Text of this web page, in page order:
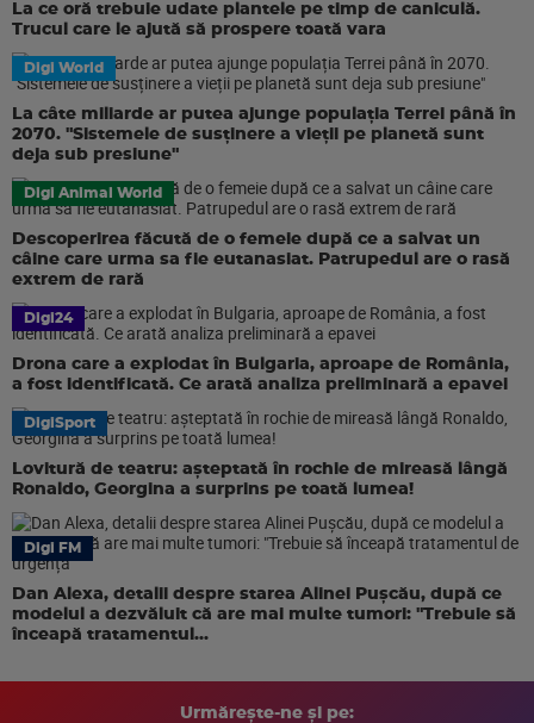
La ce oră trebuie udate plantele pe timp de caniculă.
Trucul care le ajută să prospere toată vara
Digi World
La câte miliarde ar putea ajunge populația Terrei până în
2070. "Sistemele de susținere a vieții pe planetă sunt
deja sub presiune"
Digi Animal World
Descoperirea făcută de o femeie după ce a salvat un
câine care urma sa fie eutanasiat. Patrupedul are o rasă
extrem de rară
Digi24
Drona care a explodat în Bulgaria, aproape de România,
a fost identificată. Ce arată analiza preliminară a epavei
DigiSport
Lovitură de teatru: așteptată în rochie de mireasă lângă
Ronaldo, Georgina a surprins pe toată lumea!
Digi FM
Dan Alexa, detalii despre starea Alinei Pușcău, după ce
modelul a dezvăluit că are mai multe tumori: "Trebuie să
înceapă tratamentul...
Urmărește-ne și pe: